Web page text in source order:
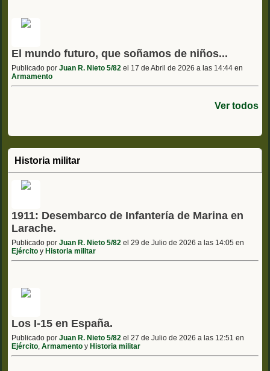
El mundo futuro, que soñamos de niños...
Publicado por Juan R. Nieto 5/82 el 17 de Abril de 2026 a las 14:44 en
Armamento
Ver todos
Historia militar
1911: Desembarco de Infantería de Marina en
Larache.
Publicado por Juan R. Nieto 5/82 el 29 de Julio de 2026 a las 14:05 en
Ejército y Historia militar
Los I-15 en España.
Publicado por Juan R. Nieto 5/82 el 27 de Julio de 2026 a las 12:51 en
Ejército Armamento y Historia militar